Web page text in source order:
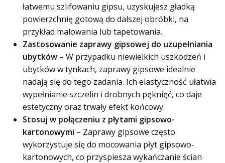
łatwemu szlifowaniu gipsu, uzyskujesz gładką
powierzchnię gotową do dalszej obróbki, na
przykład malowania lub tapetowania.
Zastosowanie zaprawy gipsowej do uzupełniania
ubytków – W przypadku niewielkich uszkodzeń i
ubytków w tynkach, zaprawy gipsowe idealnie
nadają się do tego zadania. Ich elastyczność ułatwia
wypełnianie szczelin i drobnych pęknięć, co daje
estetyczny oraz trwały efekt końcowy.
Stosuj w połączeniu z płytami gipsowo-
kartonowymi – Zaprawy gipsowe często
wykorzystuje się do mocowania płyt gipsowo-
kartonowych, co przyspiesza wykańczanie ścian